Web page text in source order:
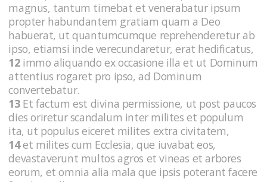
magnus, tantum timebat et venerabatur ipsum
propter habundantem gratiam quam a Deo
habuerat, ut quantumcumque reprehenderetur ab
ipso, etiamsi inde verecundaretur, erat hedificatus,
12immo aliquando ex occasione illa et ut Dominum
attentius rogaret pro ipso, ad Dominum
convertebatur.
13Et factum est divina permissione, ut post paucos
dies oriretur scandalum inter milites et populum
ita, ut populus eiceret milites extra civitatem,
14et milites cum Ecclesia, que iuvabat eos,
devastaverunt multos agros et vineas et arbores
eorum, et omnia alia mala que ipsis poterant facere